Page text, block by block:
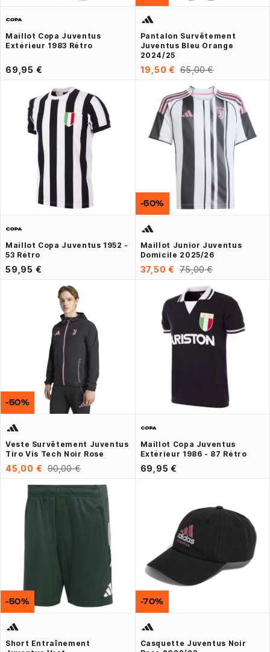
Maillot Copa Juventus
Extérieur 1983 Rétro
69,95 €
Pantalon Survêtement
Juventus Bleu Orange
2024/25
19,50 € 65,00 €
Maillot Copa Juventus 1952 -
53 Rétro
59,95 €
Maillot Junior Juventus
Domicile 2025/26
37,50 € 75,00 €
-50%
Veste Survêtement Juventus
Tiro Vis Tech Noir Rose
45,00 € 90,00 €
-50%
Maillot Copa Juventus
Extérieur 1986 - 87 Rétro
69,95 €
Short Entraînement
-50%
Casquette Juventus Noir
-70%